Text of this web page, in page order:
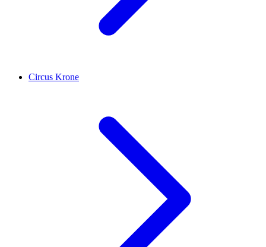
Circus Krone